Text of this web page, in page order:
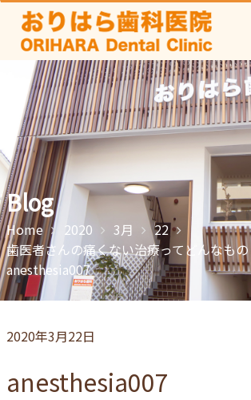
Skip
content
Blog
Home 2020 3月
22
⻭医者さんの痛くない治療ってどんなも
anesthesia007
2020年3月22日
anesthesia007